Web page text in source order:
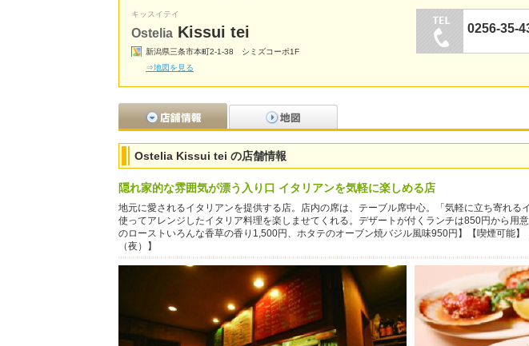
キッスイテイ
Ostelia Kissui tei
新潟県三条市本町2-1-38 シミズコーポ1F
⇒地図を見る
0256-35-
Ostelia Kissui tei の店舗情報
隠れ家的な雰囲気が漂う入り口 イタリアンを気軽に楽しめる店
地元に愛されるイタリアンを提供する店。店内の席は、テーブル席中心。「気軽に立ち寄れる
使ってアレンジしたイタリア料理を楽しませてくれる。デザートが付くランチは850円から用
のローストいろんな香草の香り1,500円、ホタテのオーブン焼バジル風味950円】【喫煙可能
（夜）】